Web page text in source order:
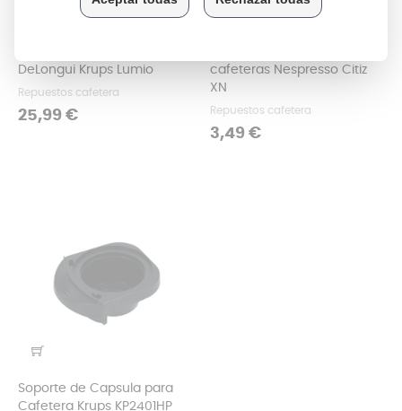
DeLongui Krups Lumio
Repuestos cafetera
Precio
25,99 €
cafeteras Nespresso Citiz
XN
Repuestos cafetera
Precio
3,49 €
Soporte de Capsula para
Cafetera Krups KP2401HP